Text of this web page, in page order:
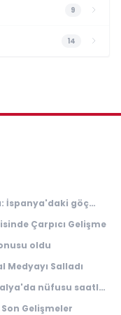
9
14
İspanya'daki göç
Çarpıcı Gelişme
oldu
Medyayı Salladı
nüfusu saatler
Gelişmeler